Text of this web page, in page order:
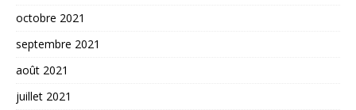
octobre 2021
septembre 2021
août 2021
juillet 2021